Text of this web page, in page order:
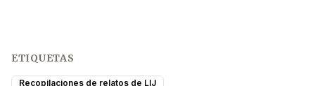
ETIQUETAS
Recopilaciones de relatos de LIJ